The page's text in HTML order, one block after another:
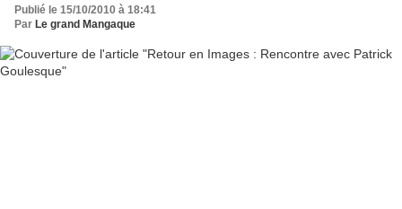
Publié le 15/10/2010 à 18:41
Par Le grand Mangaque